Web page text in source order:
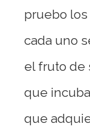
pruebo
cada uno
el fruto de
que
que